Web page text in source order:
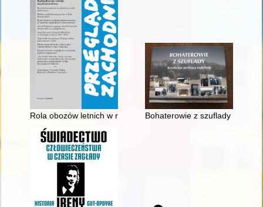
Rola obozów letnich w radykalizacji norweskiego
Bohaterowie z szuflady :